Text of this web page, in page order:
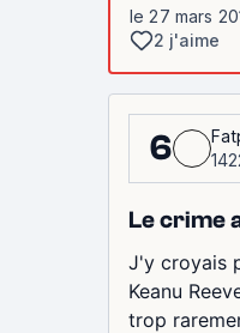
le 27 mars
2 j'aime
6
Le crime
J'y croyais
Keanu
trop